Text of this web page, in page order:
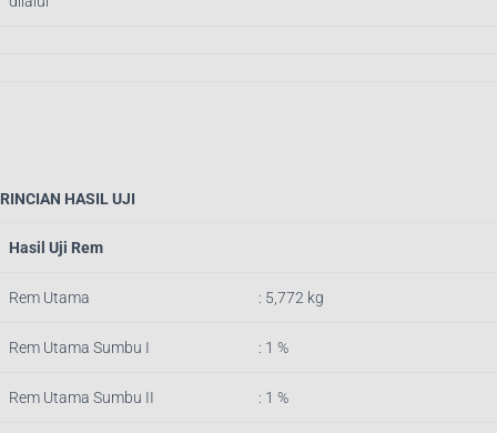
RINCIAN HASIL UJI
Hasil Uji Rem
Rem Utama : 5,772 kg
Rem Utama Sumbu I : 1 %
Rem Utama Sumbu II : 1 %